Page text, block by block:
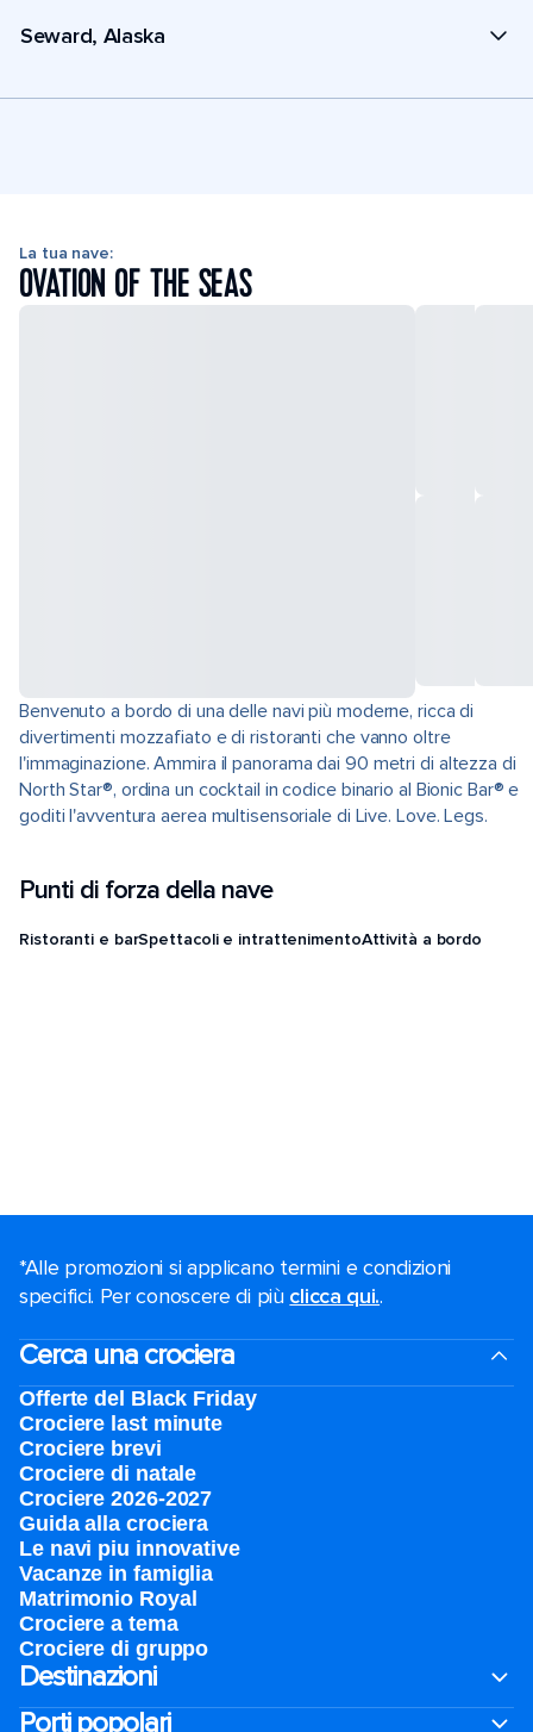
Seward, Alaska
La tua nave:
OVATION OF THE SEAS
Benvenuto a bordo di una delle navi più moderne, ricca di
divertimenti mozzafiato e di ristoranti che vanno oltre
l'immaginazione. Ammira il panorama dai 90 metri di altezza di
North Star®, ordina un cocktail in codice binario al Bionic Bar® e
goditi l'avventura aerea multisensoriale di Live. Love. Legs.
Punti di forza della nave
Ristoranti e barSpettacoli e intrattenimentoAttività a bordo
*Alle promozioni si applicano termini e condizioni
specifici. Per conoscere di più clicca qui..
Cerca una crociera
Offerte del Black Friday
Crociere last minute
Crociere brevi​
Crociere di natale​
Crociere 2026-2027
Guida alla crociera
Le navi piu innovative
Vacanze in famiglia
Matrimonio Royal
Crociere a tema
Crociere di gruppo
Destinazioni
Porti popolari